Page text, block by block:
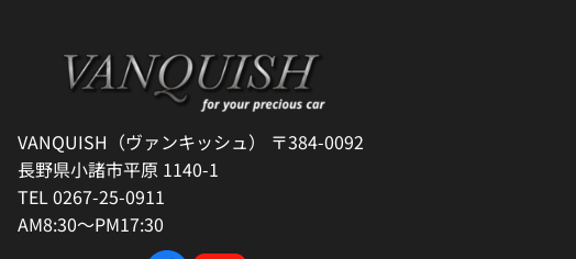
VANQUISH（ヴァンキッシュ） 〒384-0092
長野県小諸市平原 1140-1
TEL 0267-25-0911
AM8:30～PM17:30